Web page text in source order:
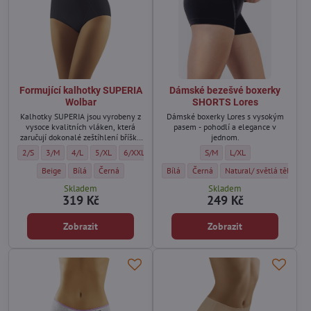
Formující kalhotky SUPERIA
Wolbar
Kalhotky SUPERIA jsou vyrobeny z
vysoce kvalitních vláken, která
zaručují dokonalé zeštíhlení bříška
Formující kalhotky SUPERIA Wolbar - Velikost:
2/S Formující kalhotky SUPERIA Wolbar - Velikost:
3/M Formující kalhotky SUPERIA Wolbar - Velikost:
4/L Formující kalhotky SUPERIA Wolbar - Velikost:
5/XL Formující kalhotky SUPERIA Wolbar - Velikost:
6/XXL
Formující kalhotky SUPERIA Wolbar - Barva:
Beige Formující kalhotky SUPERIA Wolbar - Barva:
Bílá Formující kalhotky SUPERIA Wolbar - Barva:
Černá
Skladem
319 Kč
Zobrazit
Dámské bezešvé boxerky
SHORTS Lores
Dámské boxerky Lores s vysokým
pasem - pohodlí a elegance v
jednom.
Dámské bezešvé boxerky
S/M Dámské bezešvé
L/XL
Dámské bezešvé boxerky SHORTS Lores
Bílá Dámské bezešvé boxerky
Černá Dámské bezešvé
Natural/ světlá tělová
Skladem
249 Kč
Zobrazit